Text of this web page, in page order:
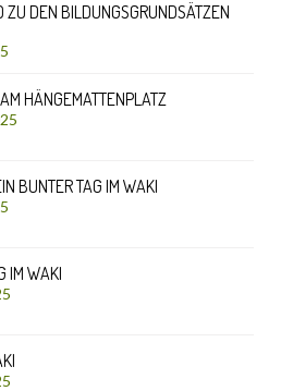
ZU DEN BILDUNGSGRUNDSÄTZEN
HÄNGEMATTENPLATZ
BUNTER TAG IM WAKI
IM WAKI